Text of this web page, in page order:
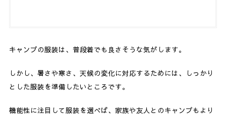
キャンプの服装は、普段着でも良さそうな気がします。
しかし、暑さや寒さ、天候の変化に対応するためには、しっかり
とした服装を準備したいところです。
機能性に注目して服装を選べば、家族や友人とのキャンプもより